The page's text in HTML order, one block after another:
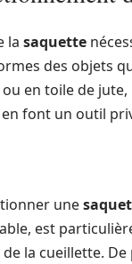
la saquette
des objets
en toile de jute,
font un outil
une
est
la cueillette.